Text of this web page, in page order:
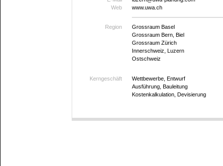
Web
www.uwa.ch
Region
Grossraum Basel
Grossraum Bern, Biel
Grossraum Zürich
Innerschweiz, Luzern
Ostschweiz
Kerngeschäft
Wettbewerbe, Entwurf
Ausführung, Bauleitung
Kostenkalkulation, Devisierung